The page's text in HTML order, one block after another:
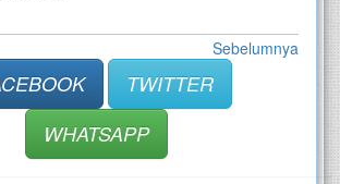
Sebelumnya
TWITTER
WHATSAPP